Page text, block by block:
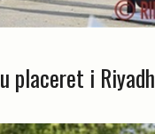
placeret i Riyadh